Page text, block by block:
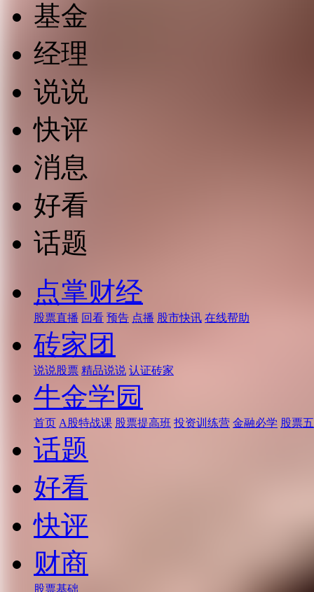
基金
经理
说说
快评
消息
好看
话题
点掌财经
股票直播 回看 预告 点播 股市快讯 在线帮助
砖家团
说说股票 精品说说 认证砖家
牛金学园
首页 A股特战课 股票提高班 投资训练营 金融必学 股票
话题
好看
快评
财商
股票基础